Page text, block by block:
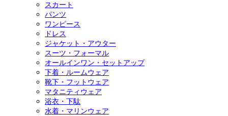
スカート
パンツ
ワンピース
ドレス
ジャケット・アウター
スーツ・フォーマル
オールインワン・セットアップ
下着・ルームウェア
靴下・フットウェア
マタニティウェア
浴衣・下駄
水着・マリンウェア